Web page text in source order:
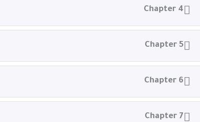
Chapter 4
Chapter 5
Chapter 6
Chapter 7